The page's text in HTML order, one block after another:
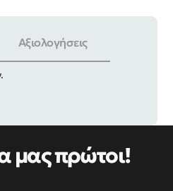
Αξιολογήσεις
πλαστικοί, σε
μας πρώτοι!